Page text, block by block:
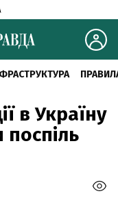
в Україну